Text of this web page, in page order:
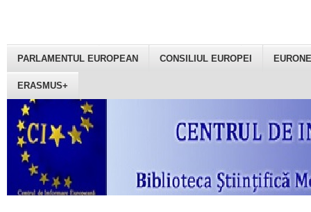
PARLAMENTUL EUROPEAN CONSILIUL EUROPEI
ERASMUS+